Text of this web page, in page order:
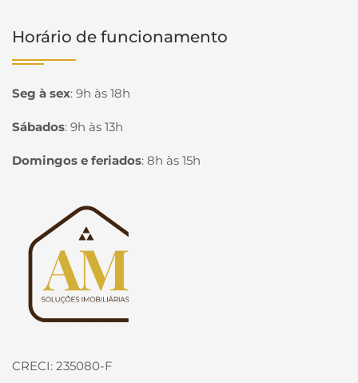
Horário de funcionamento
Seg à sex: 9h às 18h
Sábados: 9h às 13h
Domingos e feriados: 8h às 15h
Página inicial
CRECI: 235080-F